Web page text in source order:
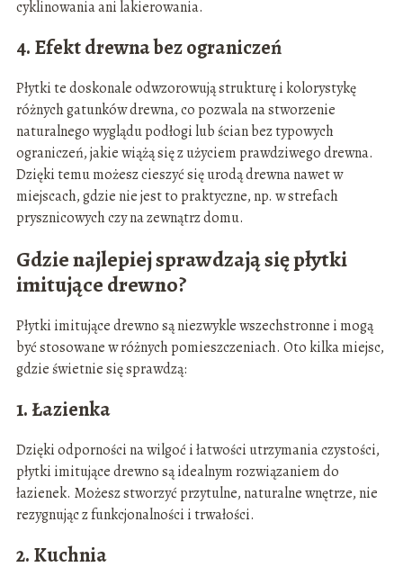
cyklinowania ani lakierowania.
4. Efekt drewna bez ograniczeń
Płytki te doskonale odwzorowują strukturę i kolorystykę
różnych gatunków drewna, co pozwala na stworzenie
naturalnego wyglądu podłogi lub ścian bez typowych
ograniczeń, jakie wiążą się z użyciem prawdziwego drewna.
Dzięki temu możesz cieszyć się urodą drewna nawet w
miejscach, gdzie nie jest to praktyczne, np. w strefach
prysznicowych czy na zewnątrz domu.
Gdzie najlepiej sprawdzają się płytki
imitujące drewno?
Płytki imitujące drewno są niezwykle wszechstronne i mogą
być stosowane w różnych pomieszczeniach. Oto kilka miejsc,
gdzie świetnie się sprawdzą:
1. Łazienka
Dzięki odporności na wilgoć i łatwości utrzymania czystości,
płytki imitujące drewno są idealnym rozwiązaniem do
łazienek. Możesz stworzyć przytulne, naturalne wnętrze, nie
rezygnując z funkcjonalności i trwałości.
2. Kuchnia